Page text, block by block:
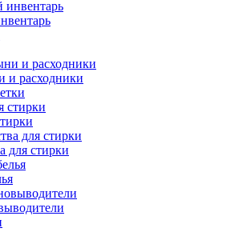
и расходники
для стирки